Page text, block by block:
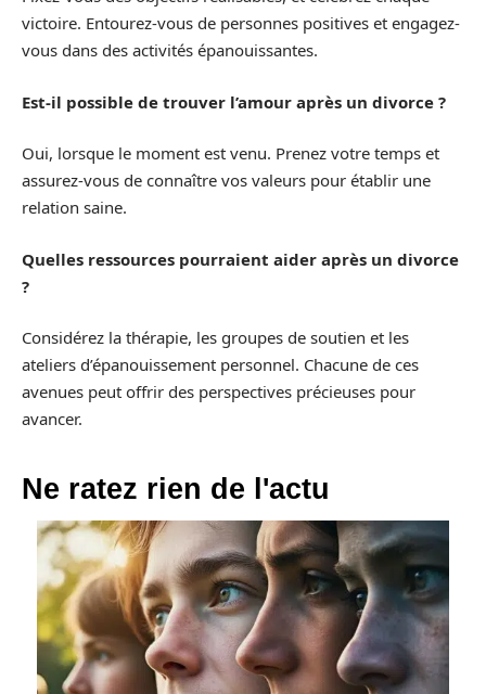
victoire. Entourez-vous de personnes positives et engagez-
vous dans des activités épanouissantes.
Est-il possible de trouver l’amour après un divorce ?
Oui, lorsque le moment est venu. Prenez votre temps et
assurez-vous de connaître vos valeurs pour établir une
relation saine.
Quelles ressources pourraient aider après un divorce
?
Considérez la thérapie, les groupes de soutien et les
ateliers d’épanouissement personnel. Chacune de ces
avenues peut offrir des perspectives précieuses pour
avancer.
Ne ratez rien de l'actu